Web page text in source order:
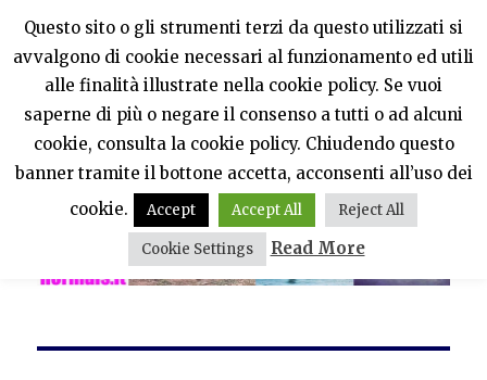
PercheNONEssereNormali?
MENU
Questo sito o gli strumenti terzi da questo utilizzati si
avvalgono di cookie necessari al funzionamento ed utili
alle finalità illustrate nella cookie policy. Se vuoi
saperne di più o negare il consenso a tutti o ad alcuni
cookie, consulta la cookie policy. Chiudendo questo
banner tramite il bottone accetta, acconsenti all’uso dei
cookie.
Accept Accept All Reject All
Cookie Settings Read More